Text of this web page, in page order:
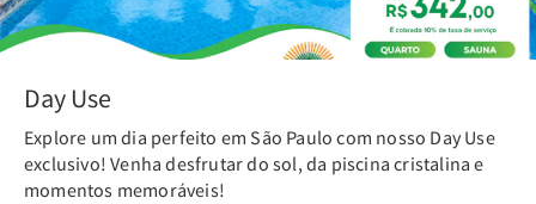
Day Use
Explore um dia perfeito em São Paulo com nosso Day Use
exclusivo! Venha desfrutar do sol, da piscina cristalina e
momentos memoráveis!